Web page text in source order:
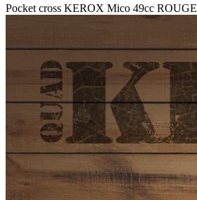
Pocket cross KEROX Mico 49cc ROUGE